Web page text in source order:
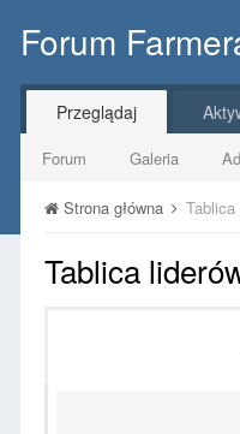
Forum
Przeglądaj
Forum Galeria
Strona główna Tablica
Tablica